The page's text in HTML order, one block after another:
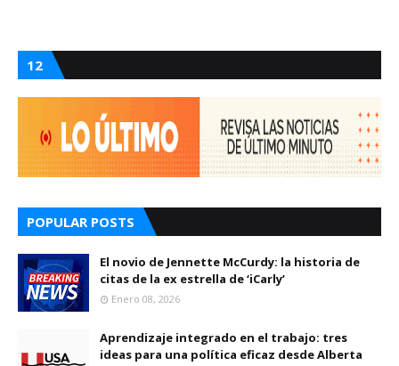
12
POPULAR POSTS
El novio de Jennette McCurdy: la historia de
citas de la ex estrella de ‘iCarly’
Enero 08, 2026
Aprendizaje integrado en el trabajo: tres
ideas para una política eficaz desde Alberta